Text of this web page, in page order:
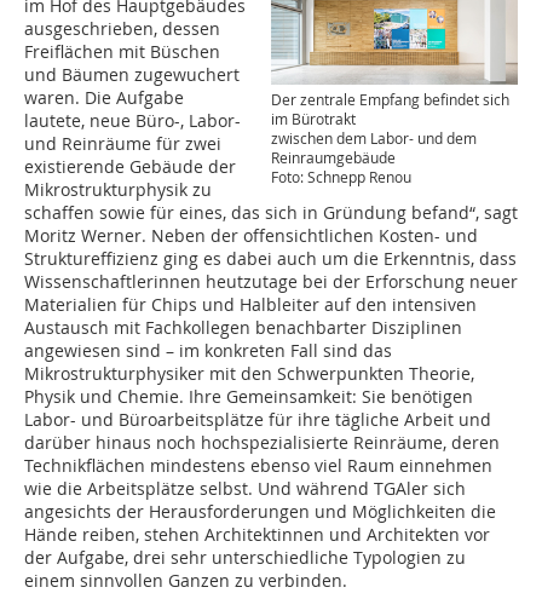
Der zentrale Empfang befindet sich
im Bürotrakt
zwischen dem Labor- und dem
Reinraumgebäude
Foto: Schnepp Renou
im Hof des Hauptgebäudes
ausgeschrieben, dessen
Freiflächen mit Büschen
und Bäumen zugewuchert
waren. Die Aufgabe
lautete, neue Büro-, Labor-
und Reinräume für zwei
existierende Gebäude der
Mikrostrukturphysik zu
schaffen sowie für eines, das sich in Gründung befand“, sagt
Moritz Werner. Neben der offensichtlichen Kosten- und
Struktureffizienz ging es dabei auch um die Erkenntnis, dass
Wissenschaftlerinnen heutzutage bei der Erforschung neuer
Materialien für Chips und Halbleiter auf den intensiven
Austausch mit Fachkollegen benachbarter Disziplinen
angewiesen sind – im konkreten Fall sind das
Mikrostrukturphysiker mit den Schwerpunkten Theorie,
Physik und Chemie. Ihre Gemeinsamkeit: Sie benötigen
Labor- und Büroarbeitsplätze für ihre tägliche Arbeit und
darüber hinaus noch hochspezialisierte Reinräume, deren
Technikflächen mindestens ebenso viel Raum einnehmen
wie die Arbeitsplätze selbst. Und während TGAler sich
angesichts der Herausforderungen und Möglichkeiten die
Hände reiben, stehen Architektinnen und Architekten vor
der Aufgabe, drei sehr unterschiedliche Typologien zu
einem sinnvollen Ganzen zu verbinden.